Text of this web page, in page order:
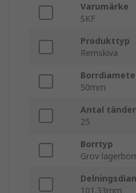
Varumärke
SKF
Produkttyp
Remskiva
50mm
Antal tänder
25
Borrtyp
Grov
101.33mm